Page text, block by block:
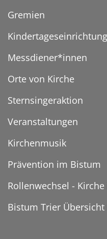
Gremien
Messdiener*innen
Orte von Kirche
Sternsingeraktion
Veranstaltungen
Kirchenmusik
Prävention im Bistum
Rollenwechsel -
Bistum Trier Übersicht